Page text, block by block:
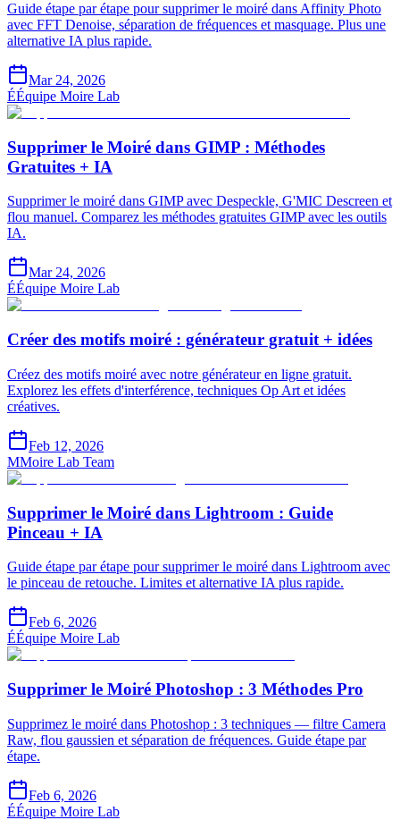
Guide étape par étape pour supprimer le moiré dans Affinity Photo
avec FFT Denoise, séparation de fréquences et masquage. Plus une
alternative IA plus rapide.
Mar 24, 2026
ÉÉquipe Moire Lab
Supprimer le Moiré dans GIMP : Méthodes
Gratuites + IA
Supprimer le moiré dans GIMP avec Despeckle, G'MIC Descreen et
flou manuel. Comparez les méthodes gratuites GIMP avec les outils
IA.
Mar 24, 2026
ÉÉquipe Moire Lab
Créer des motifs moiré : générateur gratuit + idées
Créez des motifs moiré avec notre générateur en ligne gratuit.
Explorez les effets d'interférence, techniques Op Art et idées
créatives.
Feb 12, 2026
MMoire Lab Team
Supprimer le Moiré dans Lightroom : Guide
Pinceau + IA
Guide étape par étape pour supprimer le moiré dans Lightroom avec
le pinceau de retouche. Limites et alternative IA plus rapide.
Feb 6, 2026
ÉÉquipe Moire Lab
Supprimer le Moiré Photoshop : 3 Méthodes Pro
Supprimez le moiré dans Photoshop : 3 techniques — filtre Camera
Raw, flou gaussien et séparation de fréquences. Guide étape par
étape.
Feb 6, 2026
ÉÉquipe Moire Lab